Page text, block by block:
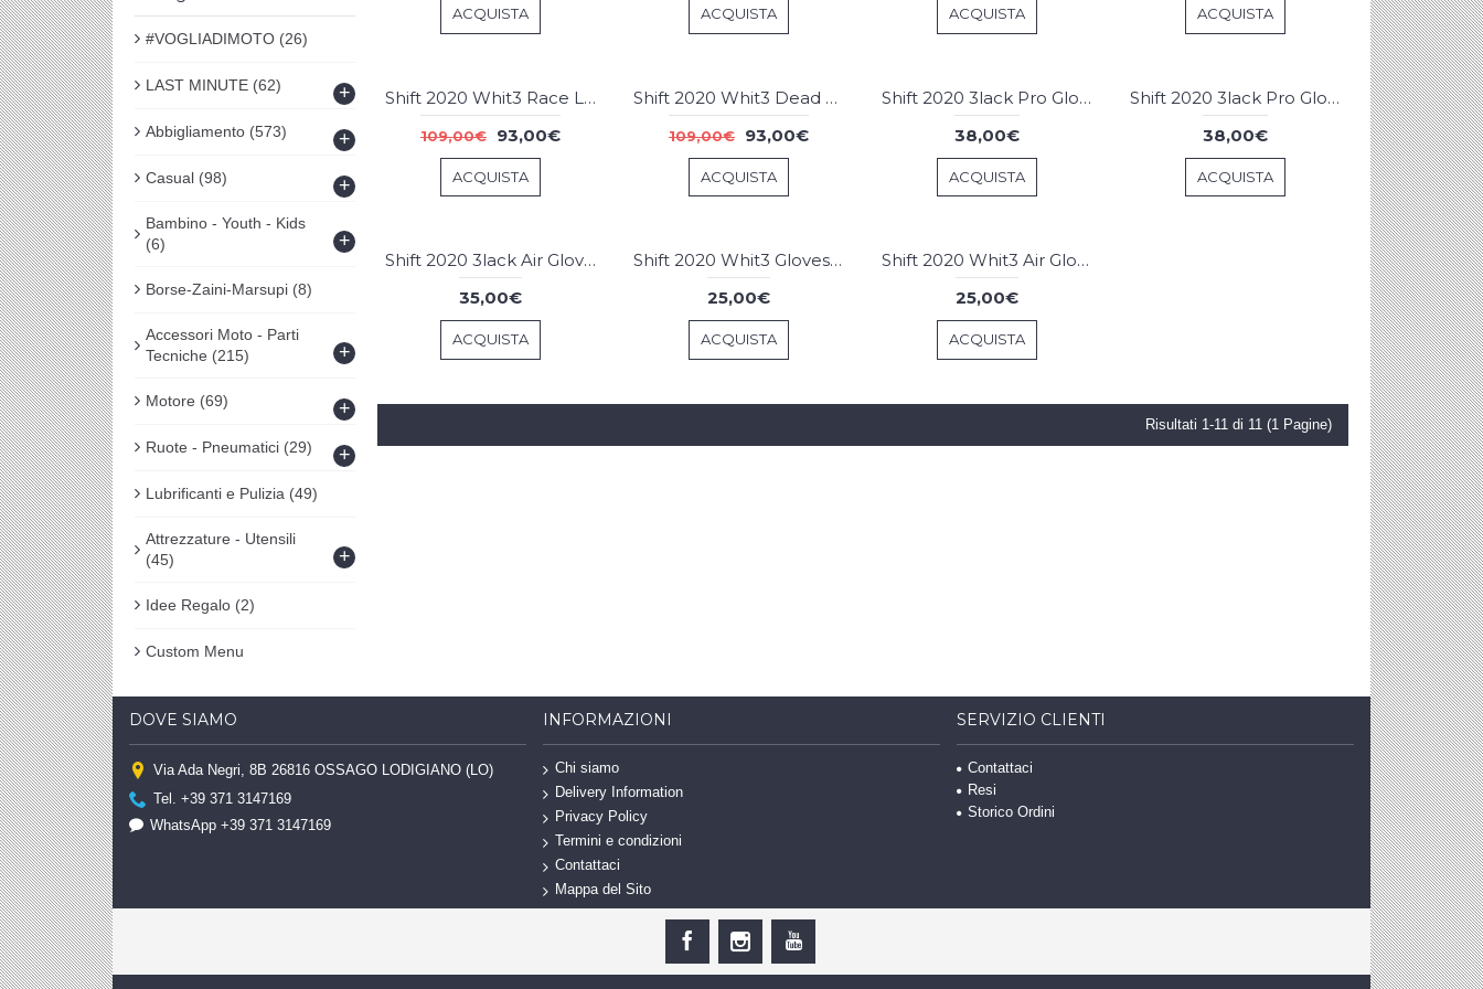
#VOGLIADIMOTO (26)
LAST MINUTE (62) +
Abbigliamento (573) +
Casual (98) +
Bambino - Youth - Kids
(6)
+
Borse-Zaini-Marsupi (8)
Accessori Moto - Parti
Tecniche (215) +
Motore (69) +
Ruote - Pneumatici (29) +
Lubrificanti e Pulizia (49)
Attrezzature - Utensili
(45)
+
Idee Regalo (2)
Custom Menu
ACQUISTA ACQUISTA ACQUISTA ACQUISTA
-15Shift 2020 Whit3 Race Label Blue White Combo
109,00€ 93,00€
ACQUISTA
-15Shift 2020 Whit3 Dead Eye Black Combo
109,00€ 93,00€
ACQUISTA
Shift 2020 3lack Pro Gloves Flo Yellow
38,00€
ACQUISTA
Shift 2020 3lack Pro Gloves Blue Red
38,00€
ACQUISTA
Shift 2020 3lack Air Gloves Black
35,00€
ACQUISTA
Shift 2020 Whit3 Gloves Black
25,00€
ACQUISTA
Shift 2020 Whit3 Air Gloves Blue White
25,00€
ACQUISTA
Risultati 1-11 di 11 (1 Pagine)
DOVE SIAMO
Via Ada Negri, 8B 26816 OSSAGO LODIGIANO (LO)
Tel. +39 371 3147169
WhatsApp +39 371 3147169
INFORMAZIONI
Chi siamo
Delivery Information
Privacy Policy
Termini e condizioni
Contattaci
Mappa del Sito
SERVIZIO CLIENTI
Contattaci
Resi
Storico Ordini